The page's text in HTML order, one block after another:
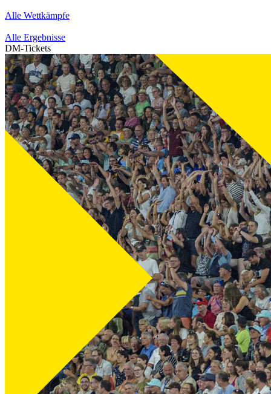
Alle Wettkämpfe
Alle Ergebnisse
DM-Tickets